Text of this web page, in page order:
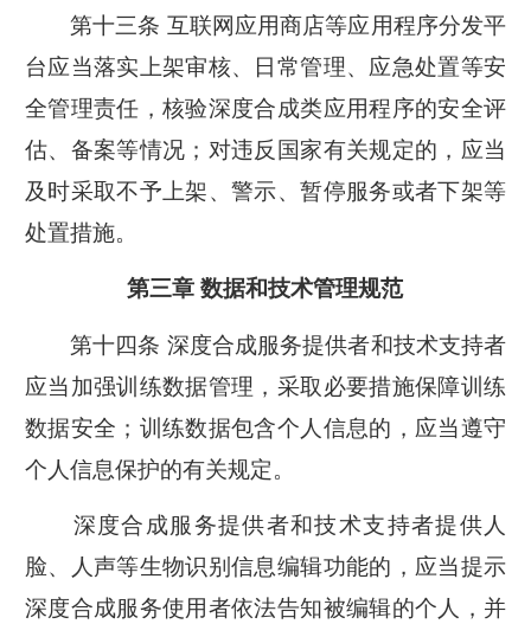
第十三条 互联网应用商店等应用程序分发平
台应当落实上架审核、日常管理、应急处置等安
全管理责任，核验深度合成类应用程序的安全评
估、备案等情况；对违反国家有关规定的，应当
及时采取不予上架、警示、暂停服务或者下架等
处置措施。
第三章 数据和技术管理规范
第十四条 深度合成服务提供者和技术支持者
应当加强训练数据管理，采取必要措施保障训练
数据安全；训练数据包含个人信息的，应当遵守
个人信息保护的有关规定。
深度合成服务提供者和技术支持者提供人
脸、人声等生物识别信息编辑功能的，应当提示
深度合成服务使用者依法告知被编辑的个人，并